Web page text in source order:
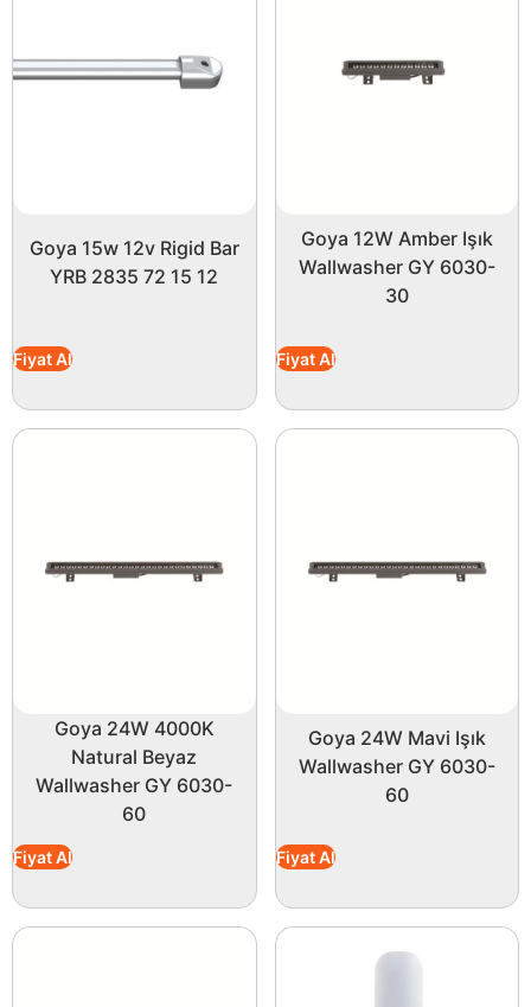
Goya 15w 12v Rigid Bar
YRB 2835 72 15 12
Fiyat Al
Goya 12W Amber Işık
Wallwasher GY 6030-
30
Fiyat Al
Goya 24W 4000K
Natural Beyaz
Wallwasher GY 6030-
60
Fiyat Al
Goya 24W Mavi Işık
Wallwasher GY 6030-
60
Fiyat Al